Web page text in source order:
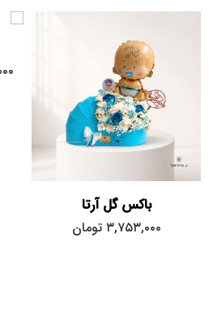
باکس گل آرتا
۳,۷۵۳,۰۰۰ تومان